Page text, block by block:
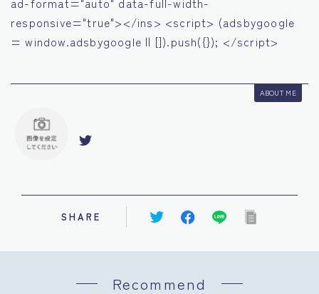
responsive="true"></ins> <script> (adsbygoogle
= window.adsbygoogle || []).push({}); </script>
ABOUT ME
SHARE
Recommend